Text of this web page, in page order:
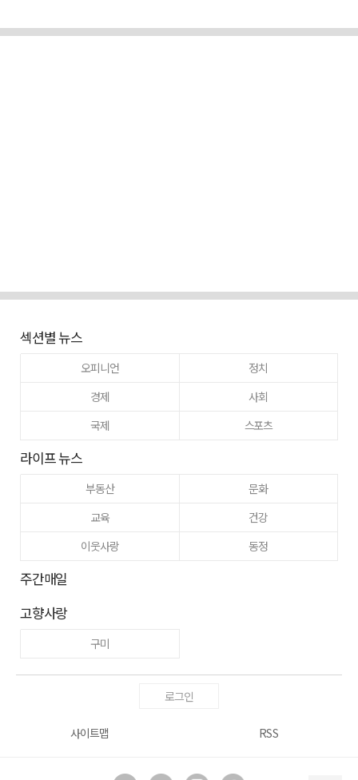
섹션별 뉴스
오피니언
정치
경제
사회
국제
스포츠
라이프 뉴스
부동산
문화
교육
건강
이웃사랑
동정
주간매일
고향사랑
구미
로그인
사이트맵 RSS